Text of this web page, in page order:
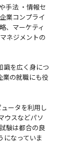
手法 ・情報セ
業コンプライ
、マーケティ
ネジメントの
識を広く身につ
業の就職にも役
ータを利用し
ウスなどパソ
験は都合の良
になっていま